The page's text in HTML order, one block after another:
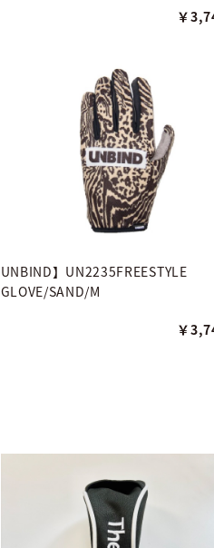
￥
UNBIND】UN2235FREESTYLE
GLOVE/SAND/M
￥